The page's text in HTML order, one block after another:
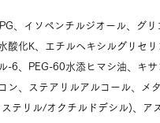
、イソペンチルジオール、グ
酸化K、エチルヘキシルグリセ
-6、PEG-60水添ヒマシ油、キ
ン、ステアリルアルコール、
テリル/オクチルドデシル)、ア